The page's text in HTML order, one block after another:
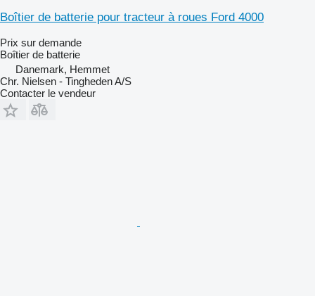
Boîtier de batterie pour tracteur à roues Ford 4000
Prix sur demande
Boîtier de batterie
Danemark, Hemmet
Chr. Nielsen - Tingheden A/S
Contacter le vendeur